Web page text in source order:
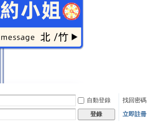
自動登錄
找回密碼
登錄 立即註冊